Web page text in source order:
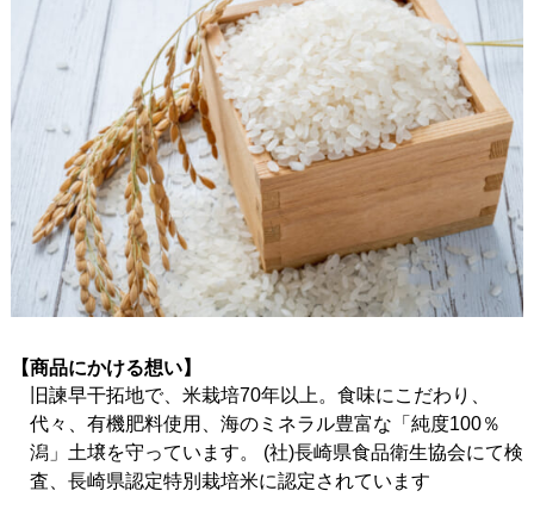
【商品にかける想い】
旧諫早干拓地で、米栽培70年以上。食味にこだわり、
代々、有機肥料使用、海のミネラル豊富な「純度100％
潟」土壌を守っています。 (社)長崎県食品衛生協会にて検
査、長崎県認定特別栽培米に認定されています